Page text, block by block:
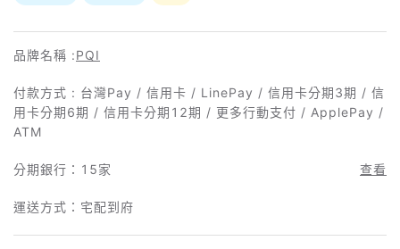
品牌名稱 :PQI
付款方式 : 台灣Pay / 信用卡 / LinePay / 信用卡分期3期 / 信
用卡分期6期 / 信用卡分期12期 / 更多行動支付 / ApplePay /
ATM
分期銀行： 15家 查看
運送方式：宅配到府